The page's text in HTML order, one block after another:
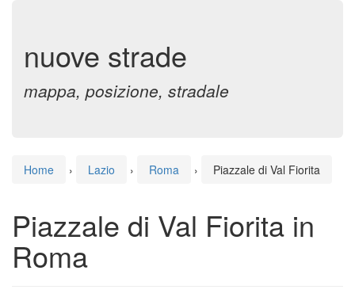
nuove strade
mappa, posizione, stradale
Home › Lazio › Roma › Piazzale di Val Fiorita
Piazzale di Val Fiorita in
Roma